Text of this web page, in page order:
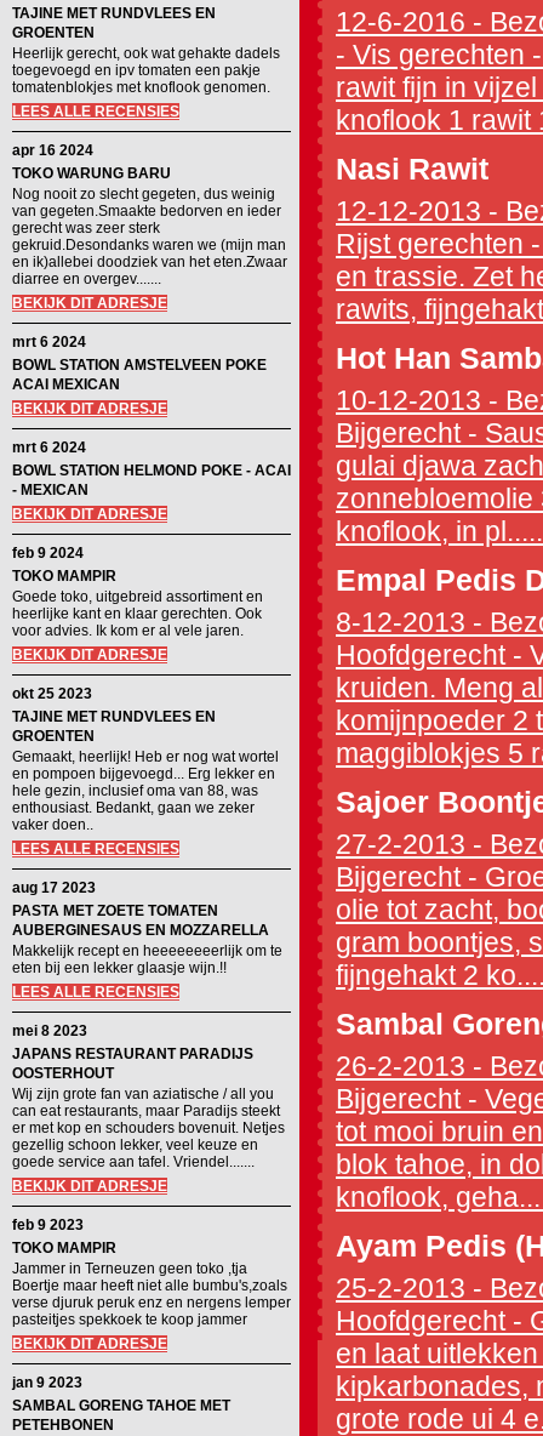
TAJINE MET RUNDVLEES EN
GROENTEN
Heerlijk gerecht, ook wat gehakte dadels
toegevoegd en ipv tomaten een pakje
tomatenblokjes met knoflook genomen.
LEES ALLE RECENSIES
apr 16 2024
TOKO WARUNG BARU
Nog nooit zo slecht gegeten, dus weinig
van gegeten.Smaakte bedorven en ieder
gerecht was zeer sterk
gekruid.Desondanks waren we (mijn man
en ik)allebei doodziek van het eten.Zwaar
diarree en overgev.......
BEKIJK DIT ADRESJE
mrt 6 2024
BOWL STATION AMSTELVEEN POKE
ACAI MEXICAN
BEKIJK DIT ADRESJE
mrt 6 2024
BOWL STATION HELMOND POKE - ACAI
- MEXICAN
BEKIJK DIT ADRESJE
feb 9 2024
TOKO MAMPIR
Goede toko, uitgebreid assortiment en
heerlijke kant en klaar gerechten. Ook
voor advies. Ik kom er al vele jaren.
BEKIJK DIT ADRESJE
okt 25 2023
TAJINE MET RUNDVLEES EN
GROENTEN
Gemaakt, heerlijk! Heb er nog wat wortel
en pompoen bijgevoegd... Erg lekker en
hele gezin, inclusief oma van 88, was
enthousiast. Bedankt, gaan we zeker
vaker doen..
LEES ALLE RECENSIES
aug 17 2023
PASTA MET ZOETE TOMATEN
AUBERGINESAUS EN MOZZARELLA
Makkelijk recept en heeeeeeeerlijk om te
eten bij een lekker glaasje wijn.!!
LEES ALLE RECENSIES
mei 8 2023
JAPANS RESTAURANT PARADIJS
OOSTERHOUT
Wij zijn grote fan van aziatische / all you
can eat restaurants, maar Paradijs steekt
er met kop en schouders bovenuit. Netjes
gezellig schoon lekker, veel keuze en
goede service aan tafel. Vriendel.......
BEKIJK DIT ADRESJE
feb 9 2023
TOKO MAMPIR
Jammer in Terneuzen geen toko ,tja
Boertje maar heeft niet alle bumbu's,zoals
verse djuruk peruk enz en nergens lemper
pasteitjes spekkoek te koop jammer
BEKIJK DIT ADRESJE
jan 9 2023
SAMBAL GORENG TAHOE MET
PETEHBONEN
12-6-2016 -
- Vis gerechten
rawit fijn in
knoflook 1 rawit
Nasi Rawit
12-12-2013 -
Rijst gerechten
en trassie. Zet
rawits,
Hot Han
10-12-2013 -
Bijgerecht -
gulai djawa
zonnebloemolie
knoflook, in pl.....
Empal Pedis
8-12-2013 -
Hoofdgerecht -
kruiden. Meng
komijnpoeder 2
maggiblokjes 5
Sajoer
27-2-2013 -
Bijgerecht -
olie tot zacht,
gram boontjes,
fijngehakt 2
Sambal
26-2-2013 -
Bijgerecht -
tot mooi bruin
blok tahoe, in
knoflook,
Ayam Pedis
25-2-2013 -
Hoofdgerecht -
en laat
kipkarbonades,
grote rode ui 4